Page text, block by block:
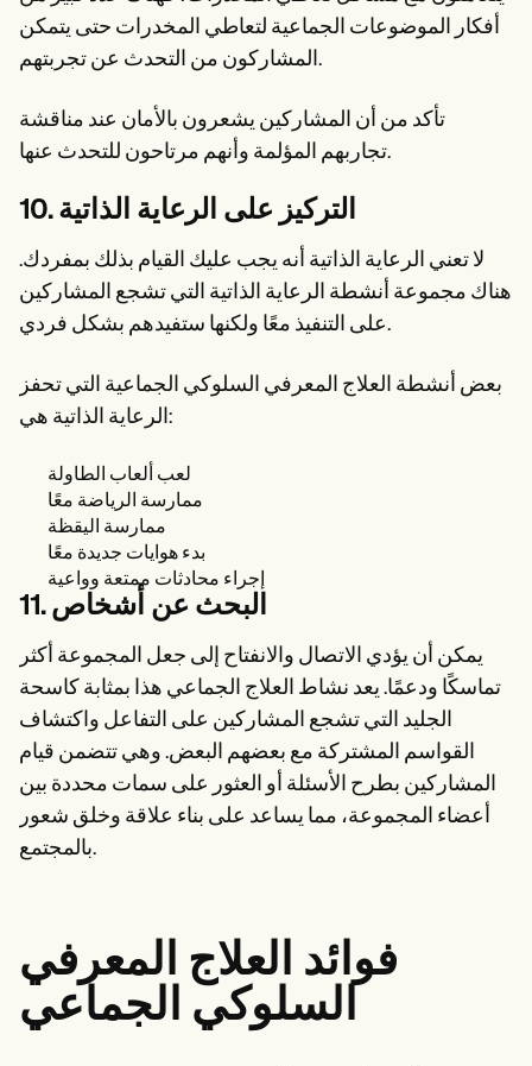
أفكار الموضوعات الجماعية لتعاطي المخدرات حتى يتمكن
المشاركون من التحدث عن تجربتهم.
تأكد من أن المشاركين يشعرون بالأمان عند مناقشة
تجاربهم المؤلمة وأنهم مرتاحون للتحدث عنها.
10. التركيز على الرعاية الذاتية
لا تعني الرعاية الذاتية أنه يجب عليك القيام بذلك بمفردك.
هناك مجموعة أنشطة الرعاية الذاتية التي تشجع المشاركين
على التنفيذ معًا ولكنها ستفيدهم بشكل فردي.
بعض أنشطة العلاج المعرفي السلوكي الجماعية التي تحفز
الرعاية الذاتية هي:
لعب ألعاب الطاولة
ممارسة الرياضة معًا
ممارسة اليقظة
بدء هوايات جديدة معًا
إجراء محادثات ممتعة وواعية
11. البحث عن أشخاص
يمكن أن يؤدي الاتصال والانفتاح إلى جعل المجموعة أكثر
تماسكًا ودعمًا. يعد نشاط العلاج الجماعي هذا بمثابة كاسحة
الجليد التي تشجع المشاركين على التفاعل واكتشاف
القواسم المشتركة مع بعضهم البعض. وهي تتضمن قيام
المشاركين بطرح الأسئلة أو العثور على سمات محددة بين
أعضاء المجموعة، مما يساعد على بناء علاقة وخلق شعور
بالمجتمع.
فوائد العلاج المعرفي
السلوكي الجماعي